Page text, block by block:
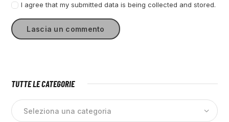
I agree that my submitted data is being collected and stored.
TUTTE LE CATEGORIE